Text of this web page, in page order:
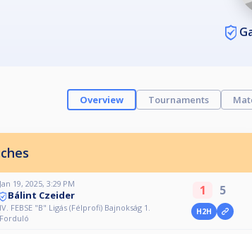
Overview Tournaments
Jan 19, 2025, 3:29 PM
Bálint Czeider
IV. FEBSE "B" Ligás (Félprofi) Bajnokság 1.
Forduló
1 5
H2H